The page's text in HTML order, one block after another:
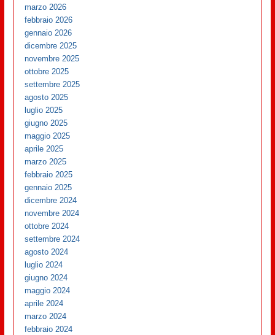
marzo 2026
febbraio 2026
gennaio 2026
dicembre 2025
novembre 2025
ottobre 2025
settembre 2025
agosto 2025
luglio 2025
giugno 2025
maggio 2025
aprile 2025
marzo 2025
febbraio 2025
gennaio 2025
dicembre 2024
novembre 2024
ottobre 2024
settembre 2024
agosto 2024
luglio 2024
giugno 2024
maggio 2024
aprile 2024
marzo 2024
febbraio 2024